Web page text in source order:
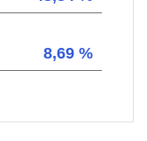
8,69 %